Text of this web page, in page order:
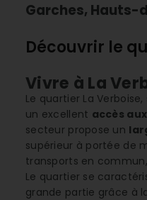
Garches, Hauts-
Découvrir le
Vivre à La
Le quartier La
un excellent accès
secteur propose un
supérieur à portée de
transports en
Le quartier se
grande partie grâce à